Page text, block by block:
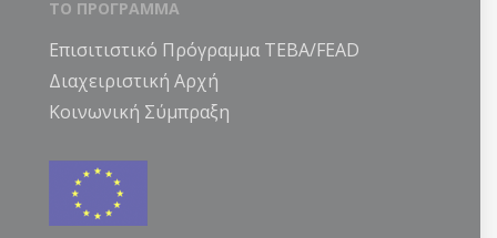
ΤΟ ΠΡΟΓΡΑΜΜΑ
Επισιτιστικό Πρόγραμμα ΤΕΒΑ/FEAD
Διαχειριστική Αρχή
Κοινωνική Σύμπραξη